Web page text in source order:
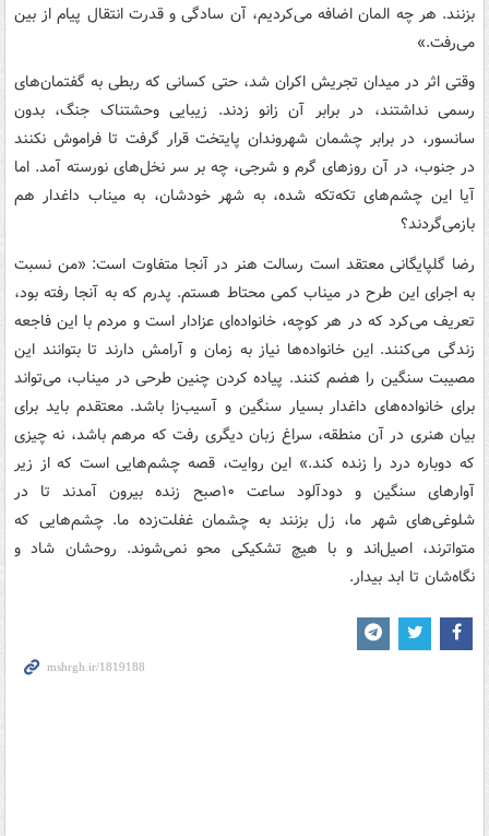
بزنند. هر چه المان اضافه می‌کردیم، آن سادگی و قدرت انتقال پیام از بین
می‌رفت.»
وقتی اثر در میدان تجریش اکران شد، حتی کسانی که ربطی به گفتمان‌های
رسمی نداشتند، در برابر آن زانو زدند. زیبایی وحشتناک جنگ، بدون
سانسور، در برابر چشمان شهروندان پایتخت قرار گرفت تا فراموش نکنند
در جنوب، در آن روزهای گرم و شرجی، چه بر سر نخل‌های نورسته آمد. اما
آیا این چشم‌های تکه‌تکه شده، به شهر خودشان، به میناب داغدار هم
بازمی‌گردند؟
رضا گلپایگانی معتقد است رسالت هنر در آنجا متفاوت است: «من نسبت
به اجرای این طرح در میناب کمی محتاط هستم. پدرم که به آنجا رفته بود،
تعریف می‌کرد که در هر کوچه، خانواده‌ای عزادار است و مردم با این فاجعه
زندگی می‌کنند. این خانواده‌ها نیاز به زمان و آرامش دارند تا بتوانند این
مصیبت سنگین را هضم کنند. پیاده کردن چنین طرحی در میناب، می‌تواند
برای خانواده‌های داغدار بسیار سنگین و آسیب‌زا باشد. معتقدم باید برای
بیان هنری در آن منطقه، سراغ زبان دیگری رفت که مرهم باشد، نه چیزی
که دوباره درد را زنده کند.» این روایت، قصه چشم‌هایی است که از زیر
آوارهای سنگین و دودآلود ساعت ۱۰‌صبح زنده بیرون آمدند تا در
شلوغی‌های شهر ما، زل بزنند به چشمان غفلت‌زده ما. چشم‌هایی که
متواترند، اصیل‌اند و با هیچ تشکیکی محو نمی‌شوند. روحشان شاد و
نگاه‌شان تا ابد بیدار.